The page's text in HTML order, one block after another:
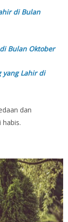
di Bulan
Bulan Oktober
yang Lahir di
dan
habis.